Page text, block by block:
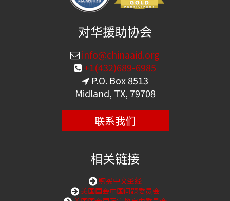
对华援助协会
info@chinaaid.org
+1(432)689-6985
P.O. Box 8513
Midland, TX, 79708
联系我们
相关链接
购买中文圣经
美国国会中国问题委员会